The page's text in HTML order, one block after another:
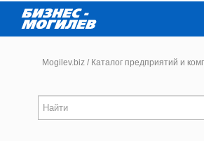
Новости компаний
Mogilev.biz / Каталог предприятий и